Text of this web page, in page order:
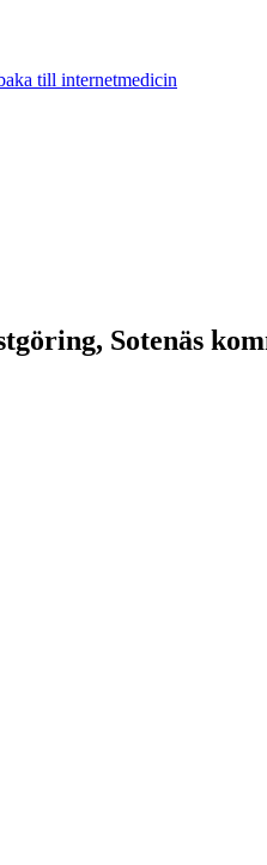
till internetmedicin
Sotenäs